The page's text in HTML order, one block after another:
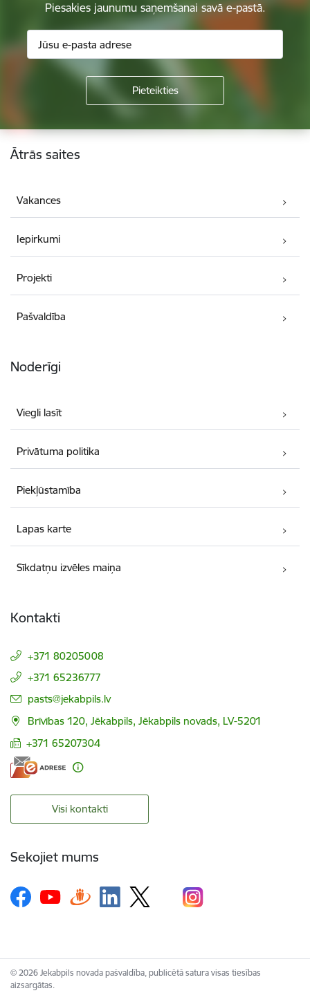
Piesakies jaunumu saņemšanai savā e-pastā.
Kājene
Ātrās saites
Vakances
Iepirkumi
Projekti
Pašvaldība
Noderīgi
Viegli lasīt
Privātuma politika
Piekļūstamība
Lapas karte
Sīkdatņu izvēles maiņa
Kontakti
+371 80205008
+371 65236777
E-pasts:
pasts@jekabpils.lv
Brīvības 120, Jēkabpils, Jēkabpils novads, LV-5201
+371 65207304
Visi kontakti
Sekojiet mums
© 2026 Jekabpils novada pašvaldība, publicētā satura visas tiesības
aizsargātas.